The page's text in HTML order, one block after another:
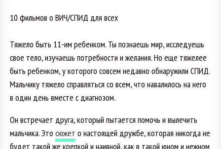
10 фильмов о ВИЧ/СПИД для всех
Тяжело быть 11-им ребенком. Ты познаешь мир, исследуешь
свое тело, изучаешь потребности и желания. Но еще тяжелее
быть ребенком, у которого совсем недавно обнаружили СПИД.
Мальчику тяжело справляться со всем, что навалилось на него
в один день вместе с диагнозом.
Он встречает друга, который пытается помочь и вылечить
мальчика. Это сюжет о настоящей дружбе, которая никогда не
будет такой же крепкой и наивной, как в такой юном и нежном